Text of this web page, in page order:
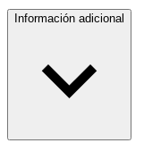
Información adicional